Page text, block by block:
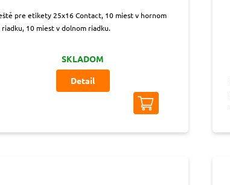
pre etikety 25x16 Contact, 10 miest v hornom
riadku, 10 miest v dolnom riadku.
SKLADOM
Detail